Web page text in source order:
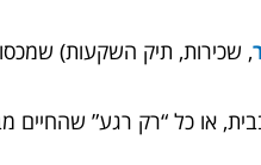
, שכירות, תיק השקעות)
או כל “רק רגע” שהחיים